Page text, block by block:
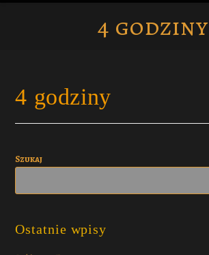
4 godziny
4 godziny
Szukaj
Ostatnie wpisy